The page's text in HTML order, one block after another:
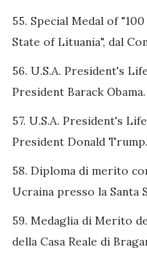
55. Special Medal of
State of Lituania", dal
56. U.S.A. President's
President Barack Obama.
57. U.S.A. President's
President Donald Trump.
58. Diploma di merito
Ucraina presso la Santa
59. Medaglia di Merito
della Casa Reale di